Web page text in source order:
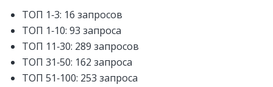
ТОП 1‑3: 16 запросов
ТОП 1‑10: 93 запроса
ТОП 11‑30: 289 запросов
ТОП 31‑50: 162 запроса
ТОП 51‑100: 253 запроса